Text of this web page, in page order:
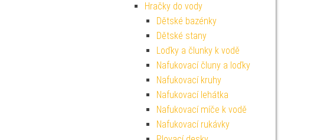
Hračky do vody
Dětské bazénky
Dětské stany
Loďky a člunky k vodě
Nafukovací čluny a loďky
Nafukovací kruhy
Nafukovací lehátka
Nafukovací míče k vodě
Nafukovací rukávky